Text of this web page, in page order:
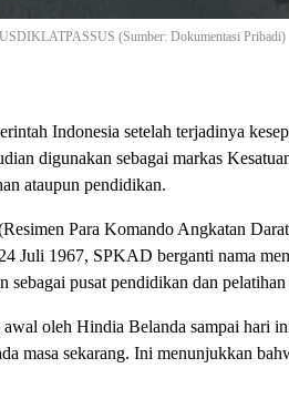
(Sumber: Dokumentasi Pribadi)
Indonesia setelah terjadinya
digunakan sebagai markas
ataupun pendidikan.
Para Komando Angkatan
1967, SPKAD berganti nama
pusat pendidikan dan
oleh Hindia Belanda sampai hari
masa sekarang. Ini menunjukkan